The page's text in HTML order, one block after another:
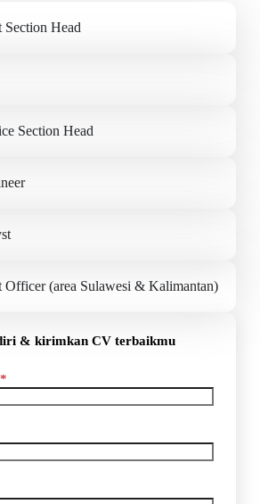
Section Head
Section Head
Officer (area Sulawesi & Kalimantan)
& kirimkan CV terbaikmu
*